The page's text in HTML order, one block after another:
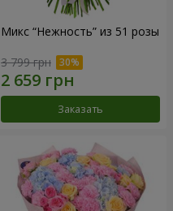
Микс “Нежность” из 51 розы
3 799 грн
Заказать